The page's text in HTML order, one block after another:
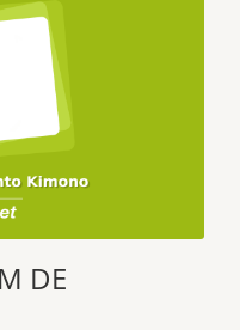
DE